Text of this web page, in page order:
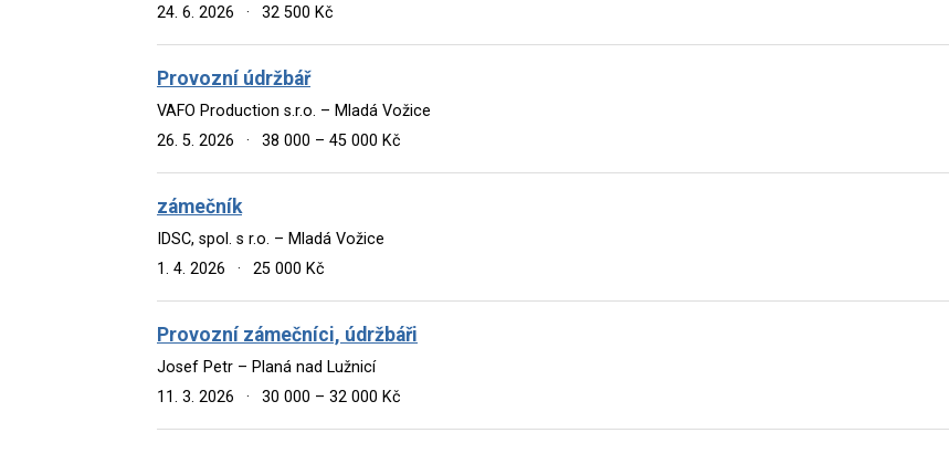
24. 6. 2026
· 32 500 Kč
Provozní údržbář
VAFO Production s.r.o. – Mladá Vožice
26. 5. 2026
· 38 000 – 45 000 Kč
zámečník
IDSC, spol. s r.o. – Mladá Vožice
1. 4. 2026
· 25 000 Kč
Provozní zámečníci, údržbáři
Josef Petr – Planá nad Lužnicí
11. 3. 2026
· 30 000 – 32 000 Kč